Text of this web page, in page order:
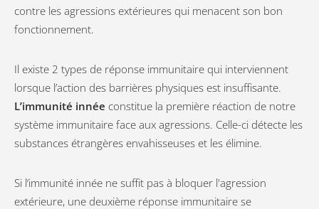
contre les agressions extérieures qui menacent son bon
fonctionnement.
Il existe 2 types de réponse immunitaire qui interviennent
lorsque l’action des barrières physiques est insuffisante.
L’immunité innée constitue la première réaction de notre
système immunitaire face aux agressions. Celle-ci détecte les
substances étrangères envahisseuses et les élimine.
Si l’immunité innée ne suffit pas à bloquer l'agression
extérieure, une deuxième réponse immunitaire se